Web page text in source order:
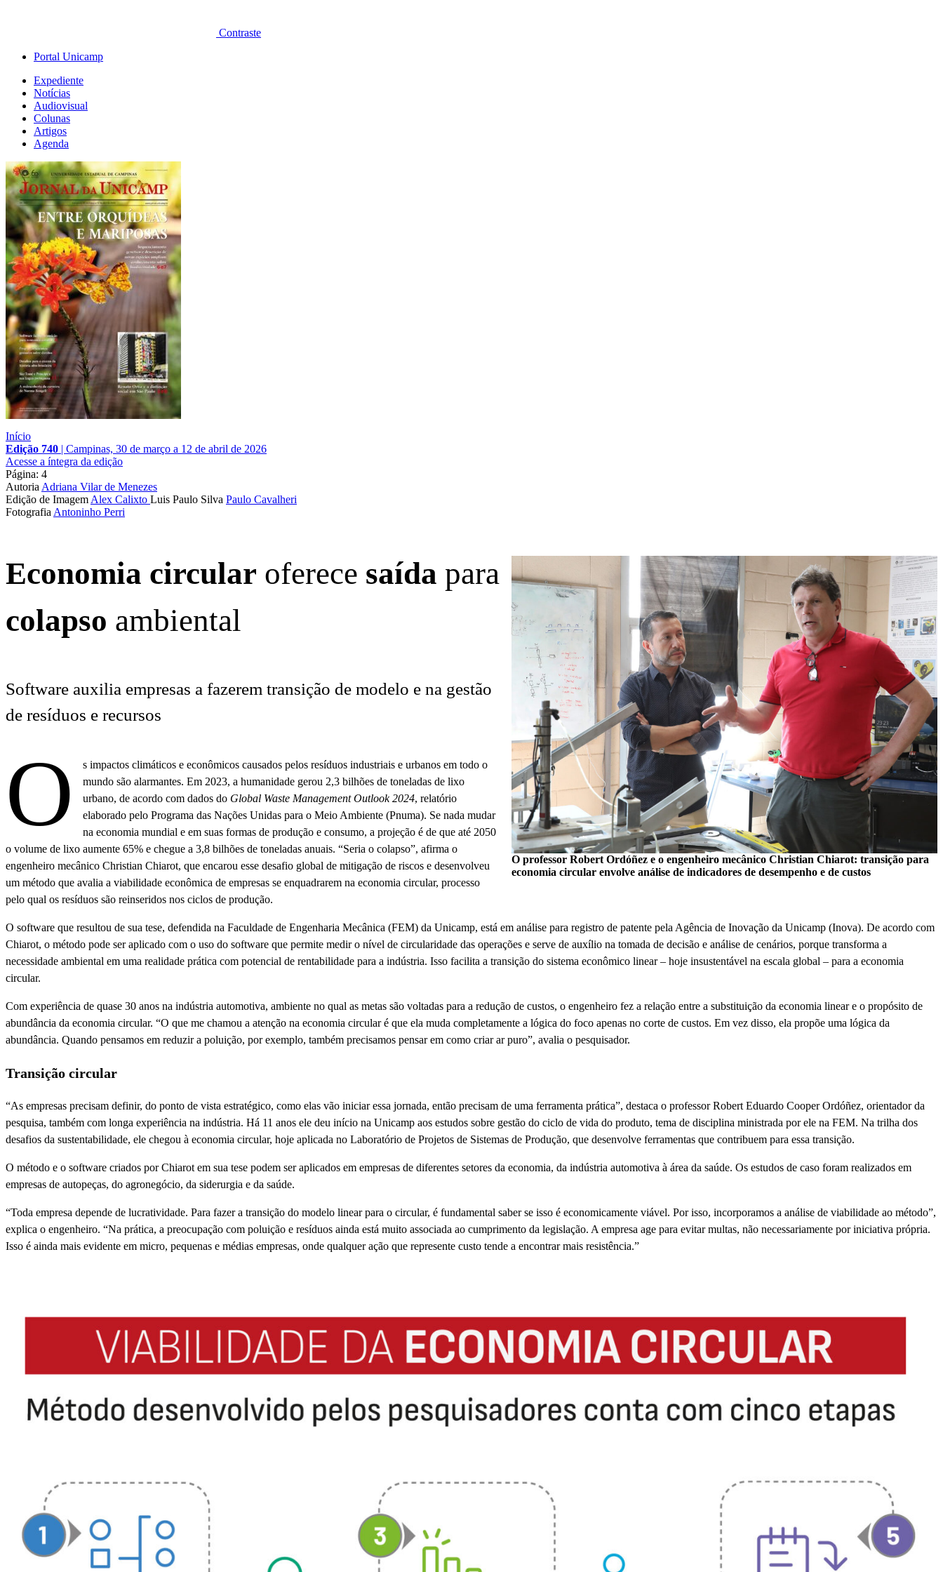
Contraste
Portal Unicamp
Expediente
Notícias
Audiovisual
Colunas
Artigos
Agenda
Início
Edição 740 | Campinas, 30 de março a 12 de abril de 2026
Acesse a íntegra da edição
Página: 4
Autoria Adriana Vilar de Menezes
Edição de Imagem Alex Calixto Luis Paulo Silva Paulo Cavalheri
Fotografia Antoninho Perri
O professor Robert Ordóñez e o engenheiro mecânico Christian Chiarot: transição para
economia circular envolve análise de indicadores de desempenho e de custos
Economia circular oferece saída para
colapso ambiental
Software auxilia empresas a fazerem transição de modelo e na gestão
de resíduos e recursos
O
s impactos climáticos e econômicos causados pelos resíduos industriais e urbanos em todo o
mundo são alarmantes. Em 2023, a humanidade gerou 2,3 bilhões de toneladas de lixo
urbano, de acordo com dados do Global Waste Management Outlook 2024, relatório
elaborado pelo Programa das Nações Unidas para o Meio Ambiente (Pnuma). Se nada mudar
na economia mundial e em suas formas de produção e consumo, a projeção é de que até 2050
o volume de lixo aumente 65% e chegue a 3,8 bilhões de toneladas anuais. “Seria o colapso”, afirma o
engenheiro mecânico Christian Chiarot, que encarou esse desafio global de mitigação de riscos e desenvolveu
um método que avalia a viabilidade econômica de empresas se enquadrarem na economia circular, processo
pelo qual os resíduos são reinseridos nos ciclos de produção.
O software que resultou de sua tese, defendida na Faculdade de Engenharia Mecânica (FEM) da Unicamp, está em análise para registro de patente pela Agência de Inovação da Unicamp (Inova). De acordo com
Chiarot, o método pode ser aplicado com o uso do software que permite medir o nível de circularidade das operações e serve de auxílio na tomada de decisão e análise de cenários, porque transforma a
necessidade ambiental em uma realidade prática com potencial de rentabilidade para a indústria. Isso facilita a transição do sistema econômico linear – hoje insustentável na escala global – para a economia
circular.
Com experiência de quase 30 anos na indústria automotiva, ambiente no qual as metas são voltadas para a redução de custos, o engenheiro fez a relação entre a substituição da economia linear e o propósito de
abundância da economia circular. “O que me chamou a atenção na economia circular é que ela muda completamente a lógica do foco apenas no corte de custos. Em vez disso, ela propõe uma lógica da
abundância. Quando pensamos em reduzir a poluição, por exemplo, também precisamos pensar em como criar ar puro”, avalia o pesquisador.
Transição circular
“As empresas precisam definir, do ponto de vista estratégico, como elas vão iniciar essa jornada, então precisam de uma ferramenta prática”, destaca o professor Robert Eduardo Cooper Ordóñez, orientador da
pesquisa, também com longa experiência na indústria. Há 11 anos ele deu início na Unicamp aos estudos sobre gestão do ciclo de vida do produto, tema de disciplina ministrada por ele na FEM. Na trilha dos
desafios da sustentabilidade, ele chegou à economia circular, hoje aplicada no Laboratório de Projetos de Sistemas de Produção, que desenvolve ferramentas que contribuem para essa transição.
O método e o software criados por Chiarot em sua tese podem ser aplicados em empresas de diferentes setores da economia, da indústria automotiva à área da saúde. Os estudos de caso foram realizados em
empresas de autopeças, do agronegócio, da siderurgia e da saúde.
“Toda empresa depende de lucratividade. Para fazer a transição do modelo linear para o circular, é fundamental saber se isso é economicamente viável. Por isso, incorporamos a análise de viabilidade ao método”,
explica o engenheiro. “Na prática, a preocupação com poluição e resíduos ainda está muito associada ao cumprimento da legislação. A empresa age para evitar multas, não necessariamente por iniciativa própria.
Isso é ainda mais evidente em micro, pequenas e médias empresas, onde qualquer ação que represente custo tende a encontrar mais resistência.”